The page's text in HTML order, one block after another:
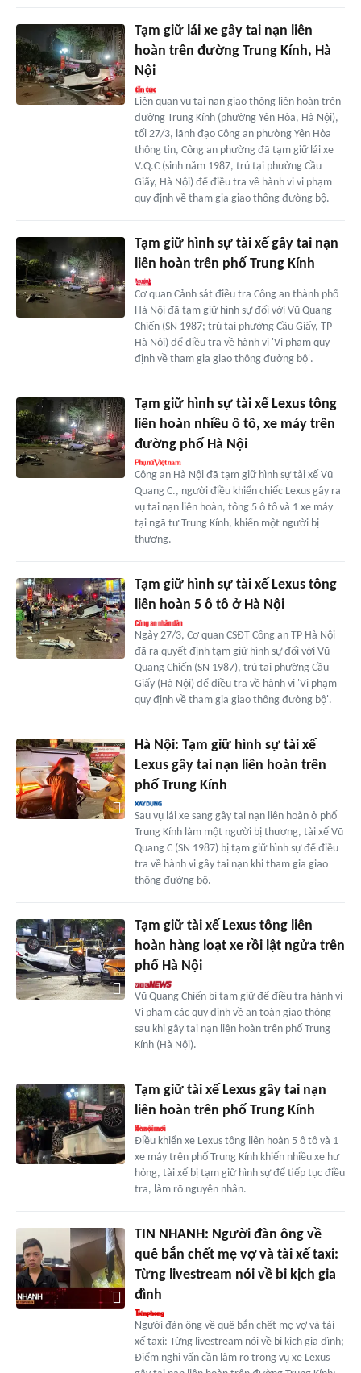
Tạm giữ lái xe gây tai nạn liên
hoàn trên đường Trung Kính, Hà
Nội
Liên quan vụ tai nạn giao thông liên hoàn trên
đường Trung Kính (phường Yên Hòa, Hà Nội),
tối 27/3, lãnh đạo Công an phường Yên Hòa
thông tin, Công an phường đã tạm giữ lái xe
V.Q.C (sinh năm 1987, trú tại phường Cầu
Giấy, Hà Nội) để điều tra về hành vi vi phạm
quy định về tham gia giao thông đường bộ.
Tạm giữ hình sự tài xế gây tai nạn
liên hoàn trên phố Trung Kính
Cơ quan Cảnh sát điều tra Công an thành phố
Hà Nội đã tạm giữ hình sự đối với Vũ Quang
Chiến (SN 1987; trú tại phường Cầu Giấy, TP
Hà Nội) để điều tra về hành vi 'Vi phạm quy
định về tham gia giao thông đường bộ'.
Tạm giữ hình sự tài xế Lexus tông
liên hoàn nhiều ô tô, xe máy trên
đường phố Hà Nội
Công an Hà Nội đã tạm giữ hình sự tài xế Vũ
Quang C., người điều khiển chiếc Lexus gây ra
vụ tai nạn liên hoàn, tông 5 ô tô và 1 xe máy
tại ngã tư Trung Kính, khiến một người bị
thương.
Tạm giữ hình sự tài xế Lexus tông
liên hoàn 5 ô tô ở Hà Nội
Ngày 27/3, Cơ quan CSĐT Công an TP Hà Nội
đã ra quyết định tạm giữ hình sự đối với Vũ
Quang Chiến (SN 1987), trú tại phường Cầu
Giấy (Hà Nội) để điều tra về hành vi 'Vi phạm
quy định về tham gia giao thông đường bộ'.
Hà Nội: Tạm giữ hình sự tài xế
Lexus gây tai nạn liên hoàn trên
phố Trung Kính
Sau vụ lái xe sang gây tai nạn liên hoàn ở phố
Trung Kính làm một người bị thương, tài xế Vũ
Quang C (SN 1987) bị tạm giữ hình sự để điều
tra về hành vi gây tai nạn khi tham gia giao
thông đường bộ.
Tạm giữ tài xế Lexus tông liên
hoàn hàng loạt xe rồi lật ngửa trên
phố Hà Nội
Vũ Quang Chiến bị tạm giữ để điều tra hành vi
Vi phạm các quy định về an toàn giao thông
sau khi gây tai nạn liên hoàn trên phố Trung
Kính (Hà Nội).
Tạm giữ tài xế Lexus gây tai nạn
liên hoàn trên phố Trung Kính
Điều khiển xe Lexus tông liên hoàn 5 ô tô và 1
xe máy trên phố Trung Kính khiến nhiều xe hư
hỏng, tài xế bị tạm giữ hình sự để tiếp tục điều
tra, làm rõ nguyên nhân.
TIN NHANH: Người đàn ông về
quê bắn chết mẹ vợ và tài xế taxi:
Từng livestream nói về bi kịch gia
đình
Người đàn ông về quê bắn chết mẹ vợ và tài
xế taxi: Từng livestream nói về bi kịch gia đình;
Điểm nghi vấn cần làm rõ trong vụ xe Lexus